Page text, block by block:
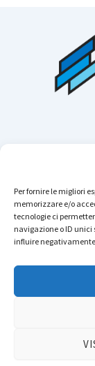
Per fornire le migliori
memorizzare e/o
tecnologie ci
navigazione o ID unici
influire
Copyright © 2026
P.IVA: IT01804650164 -